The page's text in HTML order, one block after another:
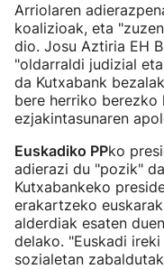
Arriolaren
koalizioak, eta
dio. Josu Aztiria EH
"oldarraldi judizial
da Kutxabank
bere herriko
ezjakintasunaren
Euskadiko PPko
adierazi du "pozik"
Kutxabankeko
erakartzeko
alderdiak esaten
delako. "Euskadi
sozialetan